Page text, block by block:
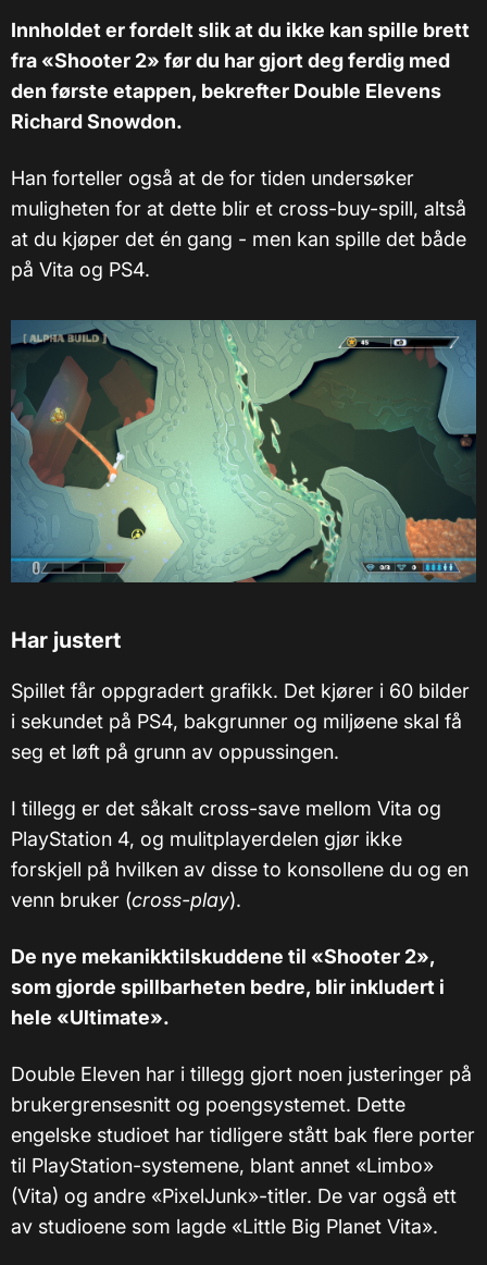
Innholdet er fordelt slik at du ikke kan spille brett
fra «Shooter 2» før du har gjort deg ferdig med
den første etappen, bekrefter Double Elevens
Richard Snowdon.
Han forteller også at de for tiden undersøker
muligheten for at dette blir et cross-buy-spill, altså
at du kjøper det én gang - men kan spille det både
på Vita og PS4.
Har justert
Spillet får oppgradert grafikk. Det kjører i 60 bilder
i sekundet på PS4, bakgrunner og miljøene skal få
seg et løft på grunn av oppussingen.
I tillegg er det såkalt cross-save mellom Vita og
PlayStation 4, og mulitplayerdelen gjør ikke
forskjell på hvilken av disse to konsollene du og en
venn bruker (cross-play).
De nye mekanikktilskuddene til «Shooter 2»,
som gjorde spillbarheten bedre, blir inkludert i
hele «Ultimate».
Double Eleven har i tillegg gjort noen justeringer på
brukergrensesnitt og poengsystemet. Dette
engelske studioet har tidligere stått bak flere porter
til PlayStation-systemene, blant annet «Limbo»
(Vita) og andre «PixelJunk»-titler. De var også ett
av studioene som lagde «Little Big Planet Vita».